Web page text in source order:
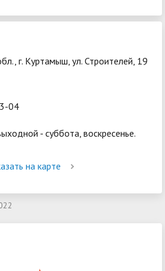
г. Куртамыш, ул. Строителей, 19
04
- суббота, воскресенье.
на карте